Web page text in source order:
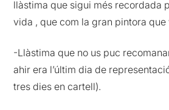
llàstima que sigui més recordada
vida , que com la gran pintora que
-Llàstima que no us puc
ahir era l’últim dia de
tres dies en cartell).